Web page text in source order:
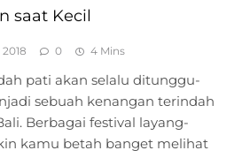
saat Kecil
0 4 Mins
pati akan selalu ditunggu-
sebuah kenangan terindah
Berbagai festival layang-
kamu betah banget melihat